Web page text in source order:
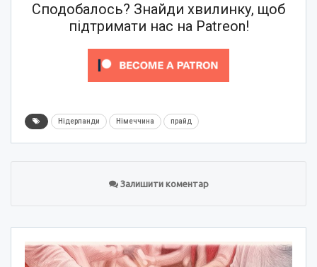
Сподобалось? Знайди хвилинку, щоб
підтримати нас на Patreon!
Нідерланди Німеччина прайд
Залишити коментар